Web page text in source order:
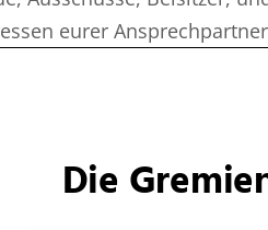
eurer